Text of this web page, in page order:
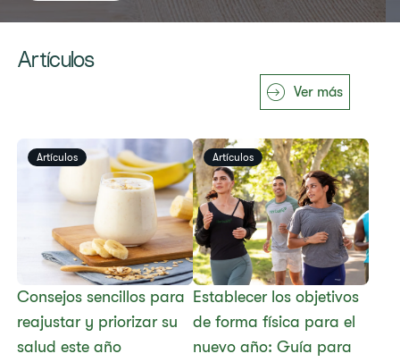
Artículos
Ver más
Consejos sencillos para
reajustar y priorizar su
salud este año
Artículos
Establecer los objetivos
de forma física para el
nuevo año: Guía para
Artículos